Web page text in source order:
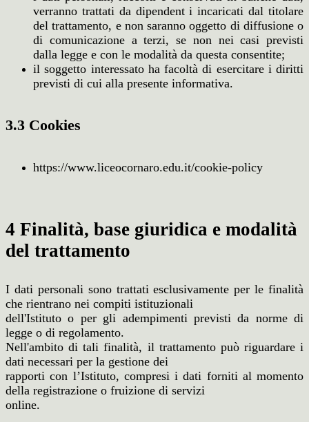
verranno trattati da dipendent i incaricati dal titolare
del trattamento, e non saranno oggetto di diffusione o
di comunicazione a terzi, se non nei casi previsti
dalla legge e con le modalità da questa consentite;
il soggetto interessato ha facoltà di esercitare i diritti
previsti di cui alla presente informativa.
3.3 Cookies
https://www.liceocornaro.edu.it/cookie-policy
4 Finalità, base giuridica e modalità
del trattamento
I dati personali sono trattati esclusivamente per le finalità
che rientrano nei compiti istituzionali
dell'Istituto o per gli adempimenti previsti da norme di
legge o di regolamento.
Nell'ambito di tali finalità, il trattamento può riguardare i
dati necessari per la gestione dei
rapporti con l’Istituto, compresi i dati forniti al momento
della registrazione o fruizione di servizi
online.